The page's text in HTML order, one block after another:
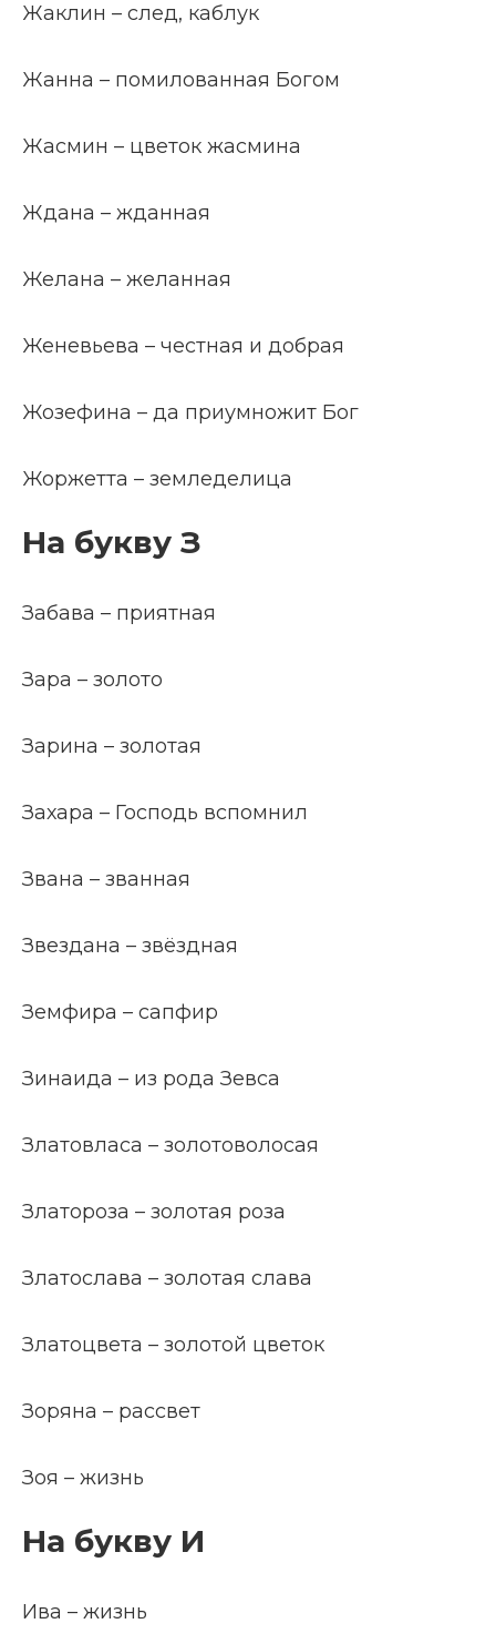
Жаклин – след, каблук
Жанна – помилованная Богом
Жасмин – цветок жасмина
Ждана – жданная
Желана – желанная
Женевьева – честная и добрая
Жозефина – да приумножит Бог
Жоржетта – земледелица
На букву З
Забава – приятная
Зара – золото
Зарина – золотая
Захара – Господь вспомнил
Звана – званная
Звездана – звёздная
Земфира – сапфир
Зинаида – из рода Зевса
Златовласа – золотоволосая
Златороза – золотая роза
Златослава – золотая слава
Златоцвета – золотой цветок
Зоряна – рассвет
Зоя – жизнь
На букву И
Ива – жизнь